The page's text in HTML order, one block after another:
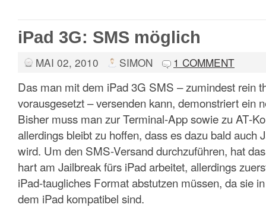
iPad 3G: SMS möglich
MAI 02, 2010 SIMON 1 COMMENT
Das man mit dem iPad 3G SMS – zumindest rein
vorausgesetzt – versenden kann, demonstriert ein
Bisher muss man zur Terminal-App sowie zu AT-
allerdings bleibt zu hoffen, dass es dazu bald auch
wird. Um den SMS-Versand durchzuführen, hat
hart am Jailbreak fürs iPad arbeitet, allerdings
iPad-taugliches Format abstutzen müssen, da sie
dem iPad kompatibel sind.